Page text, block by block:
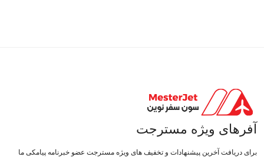
آفرهای ویژه مسترجت
برای دریافت آخرین پیشنهادات و تخفیف های ویژه مسترجت عضو خبرنامه پیامکی ما